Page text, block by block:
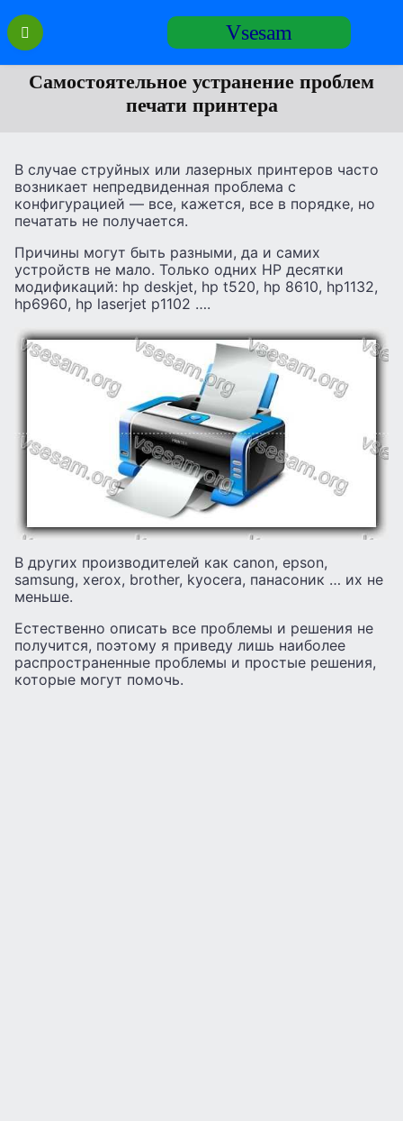
Перейти
содержанию
Vsesam
Самостоятельное устранение проблем
печати принтера
В случае струйных или лазерных принтеров часто
возникает непредвиденная проблема с
конфигурацией — все, кажется, все в порядке, но
печатать не получается.
Причины могут быть разными, да и самих
устройств не мало. Только одних HP десятки
модификаций: hp deskjet, hp t520, hp 8610, hp1132,
hp6960, hp laserjet p1102 ….
В других производителей как canon, epson,
samsung, xerox, brother, kyocera, панасоник … их не
меньше.
Естественно описать все проблемы и решения не
получится, поэтому я приведу лишь наиболее
распространенные проблемы и простые решения,
которые могут помочь.